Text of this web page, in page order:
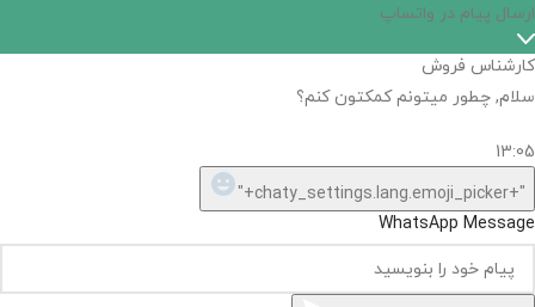
اگر
نیست,
شاید
بتونیم
تهیه